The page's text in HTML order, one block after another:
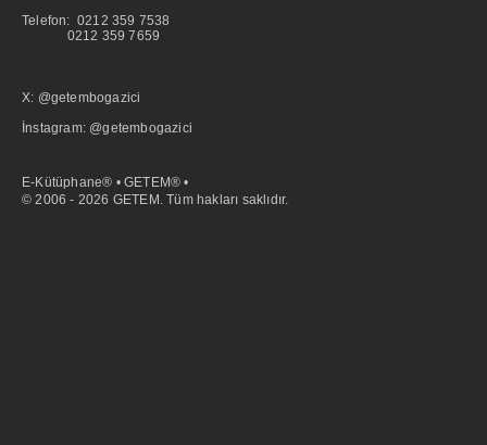
Telefon: 0212 359 7538
0212 359 7659
X: @getembogazici
İnstagram: @getembogazici
E-Kütüphane® • GETEM® •
© 2006 - 2026 GETEM. Tüm hakları saklıdır.